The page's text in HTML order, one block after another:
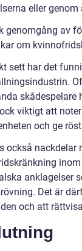
eller
genomgång av
om
sett har det
skådespelare
viktigt att
och ge
också nackdelar
anklagelser
Det är
och att